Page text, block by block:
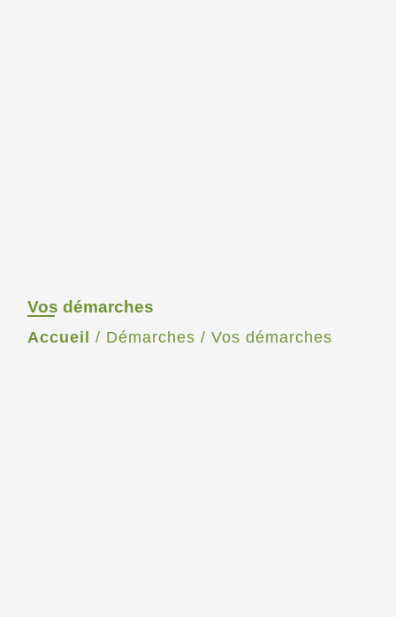
Vos démarches
Accueil / Démarches / Vos démarches